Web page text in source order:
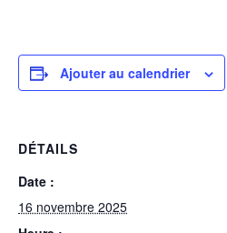
Ajouter au calendrier
DÉTAILS
Date :
16 novembre 2025